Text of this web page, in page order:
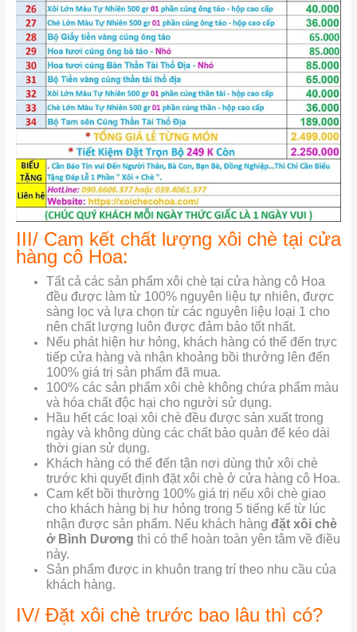
III/ Cam kết chất lượng xôi chè tại cửa
hàng cô Hoa:
Tất cả các sản phẩm xôi chè tại cửa hàng cô Hoa
đều được làm từ 100% nguyên liệu tự nhiên, được
sàng lọc và lựa chọn từ các nguyên liệu loại 1 cho
nên chất lượng luôn được đảm bảo tốt nhất.
Nếu phát hiện hư hỏng, khách hàng có thể đến trực
tiếp cửa hàng và nhận khoảng bồi thưởng lên đến
100% giá trị sản phẩm đã mua.
100% các sản phẩm xôi chè không chứa phẩm màu
và hóa chất độc hại cho người sử dụng.
Hầu hết các loại xôi chè đều được sản xuất trong
ngày và không dùng các chất bảo quản để kéo dài
thời gian sử dụng.
Khách hàng có thể đến tận nơi dùng thử xôi chè
trước khi quyết định đặt xôi chè ở cửa hàng cô Hoa.
Cam kết bồi thường 100% giá trị nếu xôi chè giao
cho khách hàng bị hư hỏng trong 5 tiếng kể từ lúc
nhận được sản phẩm. Nếu khách hàng đặt xôi chè
ở Bình Dương thì có thể hoàn toàn yên tâm về điều
này.
Sản phẩm được in khuôn trang trí theo nhu cầu của
khách hàng.
IV/ Đặt xôi chè trước bao lâu thì có?